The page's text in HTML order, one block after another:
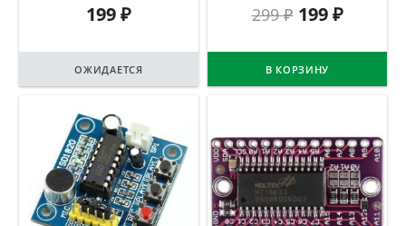
199₽
ОЖИДАЕТСЯ
299₽ 199₽
В КОРЗИНУ